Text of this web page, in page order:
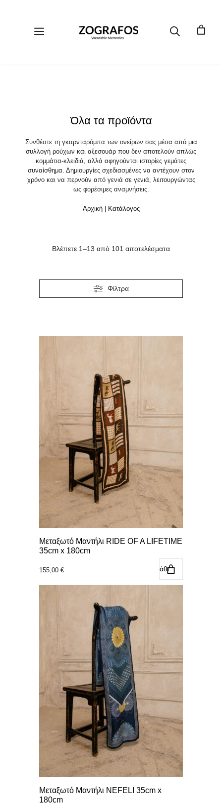
περιεχόμενοΜενού
Όλα τα προϊόντα
Συνθέστε τη γκαρνταρόμπα των ονείρων σας μέσα από μια
συλλογή ρούχων και αξεσουάρ που δεν αποτελούν απλώς
κομμάτια-κλειδιά, αλλά αφηγούνται ιστορίες γεμάτες
συναίσθημα. Δημιουργίες σχεδιασμένες να αντέχουν στον
χρόνο και να περνούν από γενιά σε γενιά, λειτουργώντας
ως φορέσιμες αναμνήσεις.
Αρχική| Κατάλογος
Βλέπετε 1–13 από 101 αποτελέσματα
Φίλτρα
Μεταξωτό Μαντήλι RIDE OF A LIFETIME
35cm x 180cm
155,00 € Προσθήκη στο καλάθι
Μεταξωτό Μαντήλι NEFELI 35cm x
180cm